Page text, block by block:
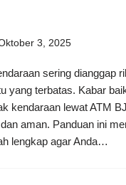
3, 2025
sering dianggap
yang terbatas. Kabar
kendaraan lewat ATM
aman. Panduan ini
lengkap agar Anda…